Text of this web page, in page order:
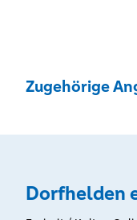
Zugehörige
Dorfhelden